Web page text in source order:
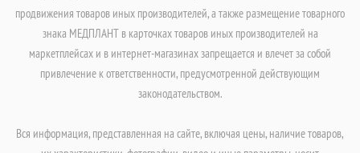
продвижения товаров иных производителей, а также размещение товарного
знака МЕДПЛАНТ в карточках товаров иных производителей на
маркетплейсах и в интернет-магазинах запрещается и влечет за собой
привлечение к ответственности, предусмотренной действующим
законодательством.
Вся информация, представленная на сайте, включая цены, наличие товаров,